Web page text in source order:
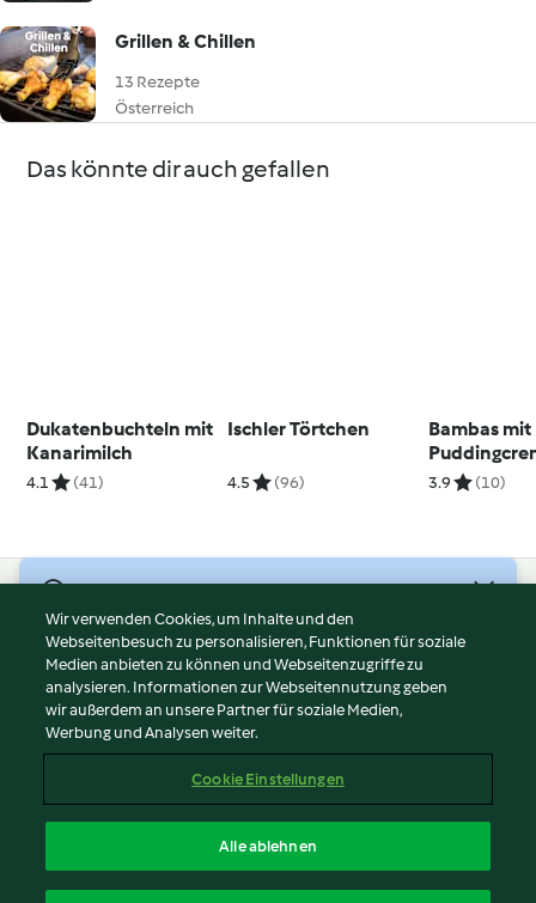
Grillen & Chillen
13 Rezepte
Österreich
Das könnte dir auch gefallen
Dukatenbuchteln mit
Kanarimilch
4.1 (41)
Ischler Törtchen
4.5 (96)
Bambas mit
3.9 (10)
Nutzungsbedingungen
Datenschutzrichtlinien
Disclaimer
Impressum
Inhalt melden
Erklärung zur Barrierefreiheit
Wir verwenden Cookies, um Inhalte und den
Webseitenbesuch zu personalisieren, Funktionen für soziale
Medien anbieten zu können und Webseitenzugriffe zu
analysieren. Informationen zur Webseitennutzung geben
wir außerdem an unsere Partner für soziale Medien,
Werbung und Analysen weiter.
Cookie Einstellungen
Alle ablehnen